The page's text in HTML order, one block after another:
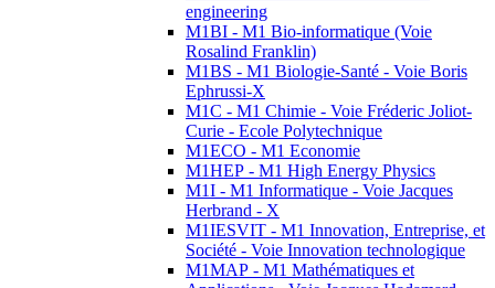
engineering
M1BI - M1 Bio-informatique (Voie
Rosalind Franklin)
M1BS - M1 Biologie-Santé - Voie Boris
Ephrussi-X
M1C - M1 Chimie - Voie Fréderic Joliot-
Curie - Ecole Polytechnique
M1ECO - M1 Economie
M1HEP - M1 High Energy Physics
M1I - M1 Informatique - Voie Jacques
Herbrand - X
M1IESVIT - M1 Innovation, Entreprise, et
Société - Voie Innovation technologique
M1MAP - M1 Mathématiques et